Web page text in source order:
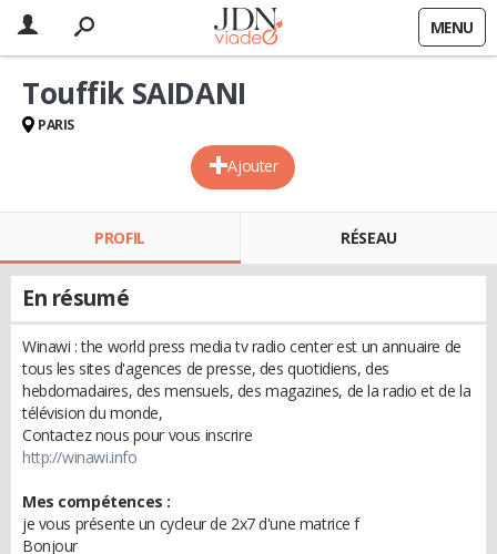
MENU
Ajouter
Touffik SAIDANI
PARIS
PROFIL RÉSEAU
En résumé
Winawi : the world press media tv radio center est un annuaire de
tous les sites d'agences de presse, des quotidiens, des
hebdomadaires, des mensuels, des magazines, de la radio et de la
télévision du monde,
Contactez nous pour vous inscrire
http://winawi.info
Mes compétences :
je vous présente un cycleur de 2x7 d'une matrice f
Bonjour